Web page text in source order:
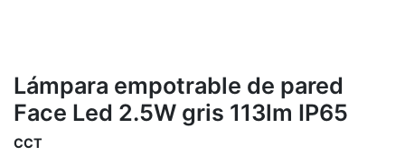
Lámpara empotrable de pared
Face Led 2.5W gris 113lm IP65
CCT